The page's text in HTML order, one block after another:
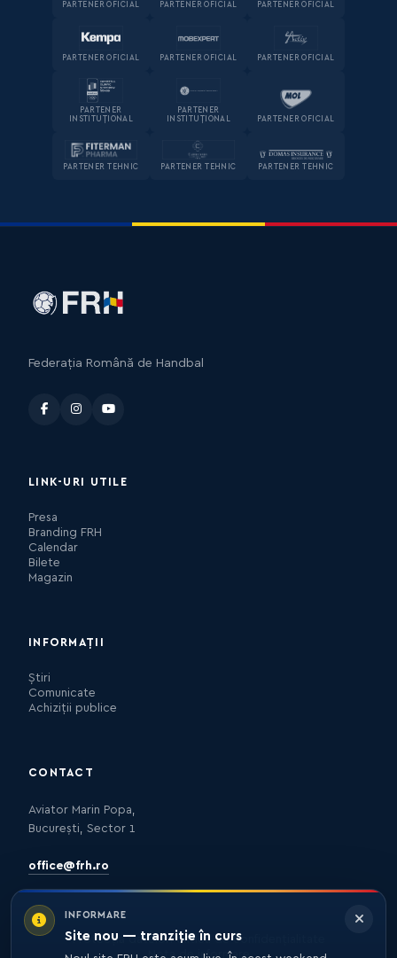
PARTENER OFICIAL PARTENER OFICIAL PARTENER OFICIAL
PARTENER OFICIAL PARTENER OFICIAL PARTENER OFICIAL
PARTENER
INSTITUȚIONAL
PARTENER
INSTITUȚIONAL
PARTENER OFICIAL
PARTENER TEHNIC PARTENER TEHNIC PARTENER TEHNIC
INFORMARE
Site nou — tranziție în curs
Federația Română de Handbal
LINK-URI UTILE
Presa
Branding FRH
Calendar
Bilete
Magazin
INFORMAȚII
Știri
Comunicate
Achiziții publice
CONTACT
Aviator Marin Popa,
București, Sector 1
office@frh.ro
Protecția datelorPolitica de confidențialitate
Nota de informare